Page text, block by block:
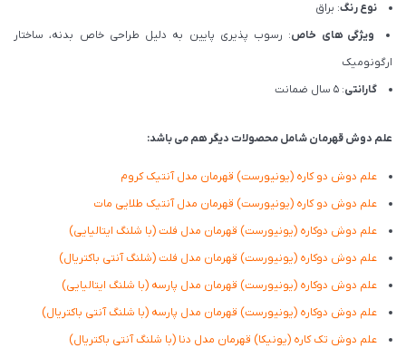
نوع رنگ: براق
ویژگی های خاص: رسوب پذیری پایین به دلیل طراحی خاص بدنه، ساختار
ارگونومیک
گارانتی: 5 سال ضمانت
علم دوش قهرمان شامل محصولات دیگر هم می باشد:
علم دوش دو کاره (یونیورست) قهرمان مدل آنتیک کروم
علم دوش دو کاره (یونیورست) قهرمان مدل آنتیک طلایی مات
علم دوش دوکاره (یونیورست) قهرمان مدل فلت (با شلنگ ایتالیایی)
علم دوش دوکاره (یونیورست) قهرمان مدل فلت (شلنگ آنتی باکتریال)
علم دوش دوکاره (یونیورست) قهرمان مدل پارسه (با شلنگ ایتالیایی)
علم دوش دوکاره (یونیورست) قهرمان مدل پارسه (با شلنگ آنتی باکتریال)
علم دوش تک کاره (یونیکا) قهرمان مدل دنا (با شلنگ آنتی باکتریال)